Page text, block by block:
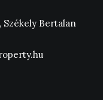
Székely Bertalan